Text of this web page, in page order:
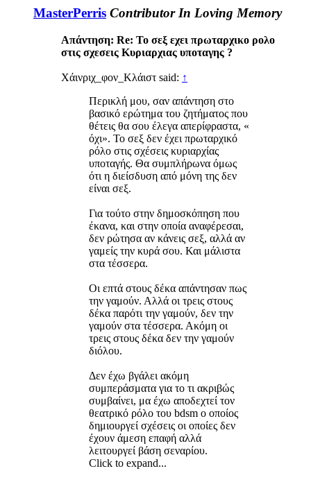
MasterPerris Contributor In Loving Memory
Απάντηση: Re: Το σεξ εχει πρωταρχικο ρολο
στις σχεσεις Κυριαρχιας υποταγης ?
Χάινριχ_φον_Κλάιστ said: ↑
Περικλή μου, σαν απάντηση στο
βασικό ερώτημα του ζητήματος που
θέτεις θα σου έλεγα απερίφραστα, «
όχι». Το σεξ δεν έχει πρωταρχικό
ρόλο στις σχέσεις κυριαρχίας
υποταγής. Θα συμπλήρωνα όμως
ότι η διείσδυση από μόνη της δεν
είναι σεξ.
Για τούτο στην δημοσκόπηση που
έκανα, και στην οποία αναφέρεσαι,
δεν ρώτησα αν κάνεις σεξ, αλλά αν
γαμείς την κυρά σου. Και μάλιστα
στα τέσσερα.
Οι επτά στους δέκα απάντησαν πως
την γαμούν. Αλλά οι τρεις στους
δέκα παρότι την γαμούν, δεν την
γαμούν στα τέσσερα. Ακόμη οι
τρεις στους δέκα δεν την γαμούν
διόλου.
Δεν έχω βγάλει ακόμη
συμπεράσματα για το τι ακριβώς
συμβαίνει, μα έχω αποδεχτεί τον
θεατρικό ρόλο του bdsm ο οποίος
δημιουργεί σχέσεις οι οποίες δεν
έχουν άμεση επαφή αλλά
λειτουργεί βάση σεναρίου.
Click to expand...